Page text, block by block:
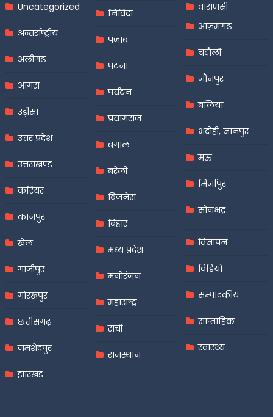
Uncategorized
अन्तर्राष्ट्रीय
अलीगढ़
आगरा
उड़ीसा
उत्तर प्रदेश
उत्तराखण्ड
करियर
कानपुर
खेल
गाजीपुर
गोरखपुर
छत्तीसगढ़
जमशेदपुर
झारखंड
निविदा
पंजाब
पटना
पर्यटन
प्रयागराज
बंगाल
बरेली
बिजनेस
बिहार
मध्य प्रदेश
मनोरंजन
महाराष्ट्र
रांची
राजस्थान
वाराणसी
आज़मगढ़
चंदौली
जौनपुर
बलिया
भदोही, ज्ञानपुर
मऊ
मिर्जापुर
सोनभद्र
विज्ञापन
विडियो
सम्पादकीय
साप्ताहिक
स्वास्थ्य